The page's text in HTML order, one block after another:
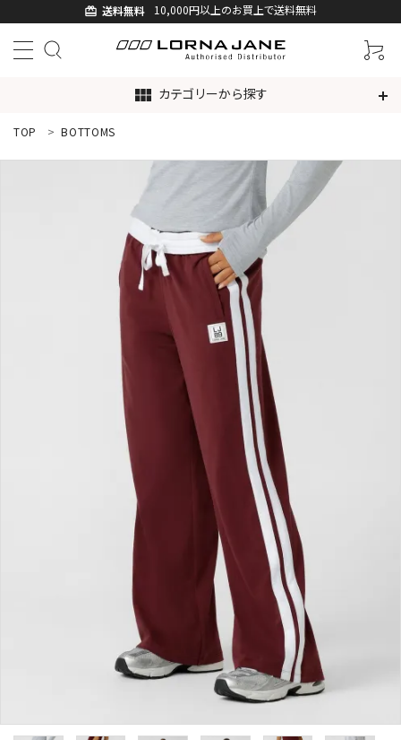
card_giftcard 送料無料 10,000円以上のお買上で送料無料
view_module カテゴリーから探す
ACCOUNT MENU
ようこそ ゲスト 様
新規会員登録
search
TOP BOTTOMS